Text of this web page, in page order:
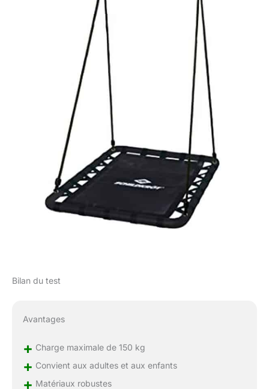
Bilan du test
Avantages
+ Charge maximale de 150 kg
+ Convient aux adultes et aux enfants
+ Matériaux robustes